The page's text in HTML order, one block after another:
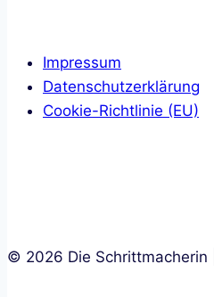
Impressum
Datenschutzerklärung
Cookie-Richtlinie (EU)
© 2026 Die Schrittmacherin |